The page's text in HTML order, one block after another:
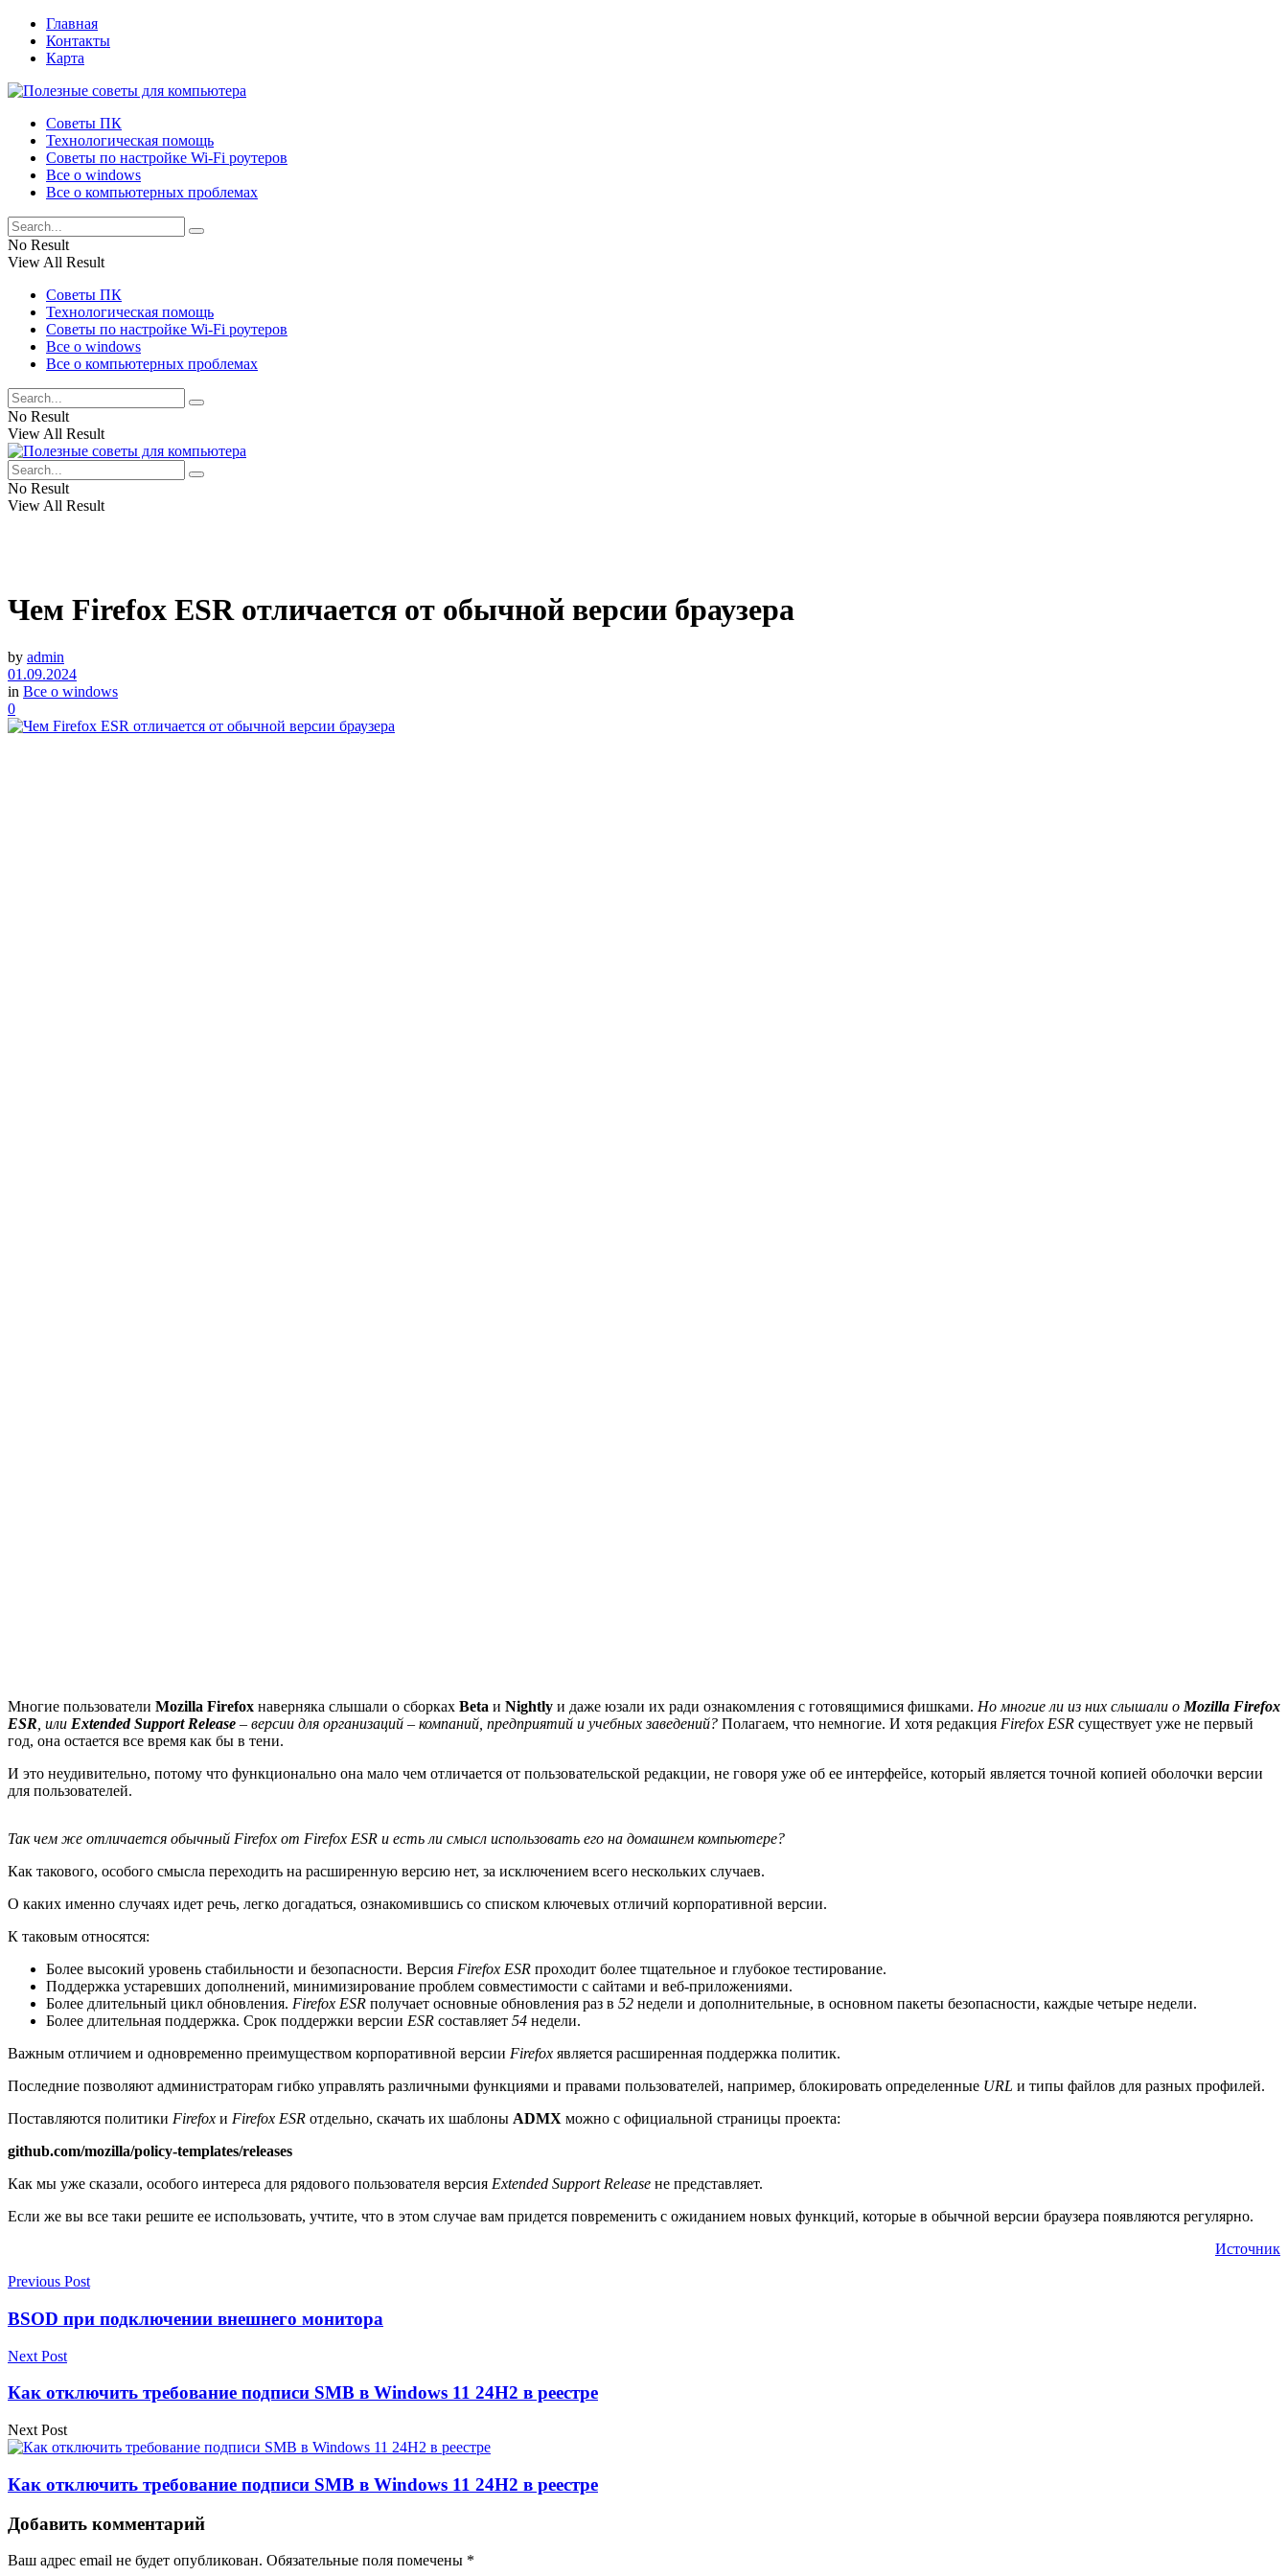
Главная
Контакты
Карта
Советы ПК
Технологическая помощь
Советы по настройке Wi-Fi роутеров
Все о windows
Все о компьютерных проблемах
No Result
View All Result
Советы ПК
Технологическая помощь
Советы по настройке Wi-Fi роутеров
Все о windows
Все о компьютерных проблемах
No Result
View All Result
No Result
View All Result
Чем Firefox ESR отличается от обычной версии браузера
by admin
01.09.2024
in Все о windows
0
Многие пользователи Mozilla Firefox наверняка слышали о сборках Beta и Nightly и даже юзали их ради ознакомления с готовящимися фишками. Но многие ли из них слышали о Mozilla Firefox
ESR , или Extended Support Release – версии для организаций – компаний, предприятий и учебных заведений? Полагаем, что немногие. И хотя редакция Firefox ESR существует уже не первый
год, она остается все время как бы в тени.
И это неудивительно, потому что функционально она мало чем отличается от пользовательской редакции, не говоря уже об ее интерфейсе, который является точной копией оболочки версии
для пользователей.
Так чем же отличается обычный Firefox от Firefox ESR и есть ли смысл использовать его на домашнем компьютере?
Как такового, особого смысла переходить на расширенную версию нет, за исключением всего нескольких случаев.
О каких именно случаях идет речь, легко догадаться, ознакомившись со списком ключевых отличий корпоративной версии.
К таковым относятся:
Более высокий уровень стабильности и безопасности. Версия Firefox ESR проходит более тщательное и глубокое тестирование.
Поддержка устаревших дополнений, минимизирование проблем совместимости с сайтами и веб-приложениями.
Более длительный цикл обновления. Firefox ESR получает основные обновления раз в 52 недели и дополнительные, в основном пакеты безопасности, каждые четыре недели.
Более длительная поддержка. Срок поддержки версии ESR составляет 54 недели.
Важным отличием и одновременно преимуществом корпоративной версии Firefox является расширенная поддержка политик.
Последние позволяют администраторам гибко управлять различными функциями и правами пользователей, например, блокировать определенные URL и типы файлов для разных профилей.
Поставляются политики Firefox и Firefox ESR отдельно, скачать их шаблоны ADMX можно с официальной страницы проекта:
github.com/mozilla/policy-templates/releases
Как мы уже сказали, особого интереса для рядового пользователя версия Extended Support Release не представляет.
Если же вы все таки решите ее использовать, учтите, что в этом случае вам придется повременить с ожиданием новых функций, которые в обычной версии браузера появляются регулярно.
Источник
Previous Post
BSOD при подключении внешнего монитора
Next Post
Как отключить требование подписи SMB в Windows 11 24H2 в реестре
Next Post
Как отключить требование подписи SMB в Windows 11 24H2 в реестре
Добавить комментарий
Ваш адрес email не будет опубликован. Обязательные поля помечены *